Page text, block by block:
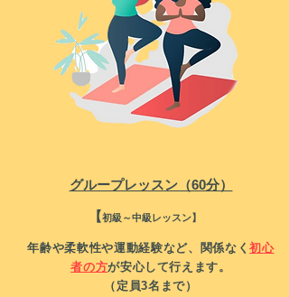
グループレッスン（60分）
​【初級～中級レッスン】
年齢や柔軟性や運動経験など、関係なく初心
者の方が安心して行えます。
（定員3名まで）